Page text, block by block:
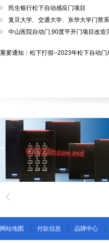
民生银行松下自动感应门项目
复旦大学、交通大学、东华大学门禁
中山医院自动门,90度平开门项目改造
重要通知：松下打假--2023年松下自动门
网站地图 付款信息 品牌中心